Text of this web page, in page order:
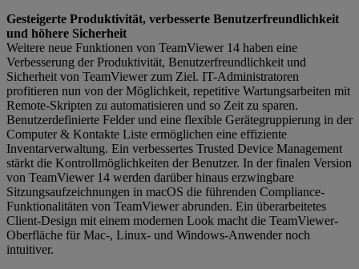
Gesteigerte Produktivität, verbesserte Benutzerfreundlichkeit
und höhere Sicherheit
Weitere neue Funktionen von TeamViewer 14 haben eine
Verbesserung der Produktivität, Benutzerfreundlichkeit und
Sicherheit von TeamViewer zum Ziel. IT-Administratoren
profitieren nun von der Möglichkeit, repetitive Wartungsarbeiten mit
Remote-Skripten zu automatisieren und so Zeit zu sparen.
Benutzerdefinierte Felder und eine flexible Gerätegruppierung in der
Computer & Kontakte Liste ermöglichen eine effiziente
Inventarverwaltung. Ein verbessertes Trusted Device Management
stärkt die Kontrollmöglichkeiten der Benutzer. In der finalen Version
von TeamViewer 14 werden darüber hinaus erzwingbare
Sitzungsaufzeichnungen in macOS die führenden Compliance-
Funktionalitäten von TeamViewer abrunden. Ein überarbeitetes
Client-Design mit einem modernen Look macht die TeamViewer-
Oberfläche für Mac-, Linux- und Windows-Anwender noch
intuitiver.